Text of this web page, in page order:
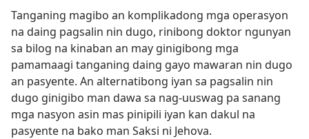
Tanganing magibo an komplikadong mga operasyon
na daing pagsalin nin dugo, rinibong doktor ngunyan
sa bilog na kinaban an may ginigibong mga
pamamaagi tanganing daing gayo mawaran nin dugo
an pasyente. An alternatibong iyan sa pagsalin nin
dugo ginigibo man dawa sa nag-uuswag pa sanang
mga nasyon asin mas pinipili iyan kan dakul na
pasyente na bako man Saksi ni Jehova.